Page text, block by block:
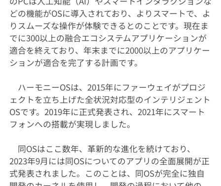
どの機能がOSに導入されており、よりスマートで、よ
りスムーズな操作が体験できるとのことです。現在ま
でに300以上の融合エコシステムアプリケーションが
適合を終えており、年末までに2000以上のアプリケー
ションが適合を完了する計画です。
ハーモニーOSは、2015年にファーウェイがプロジ
ェクトを立ち上げた全状況対応型のインテリジェント
OSです。2019年に正式発表され、2021年にスマート
フォンへの搭載が実現しました。
同OSはここ数年、革新的な進化を続けており、
2023年9月には同OSについてのアプリの全面展開が正
式発表されました。このことは、同OSが完全に独自